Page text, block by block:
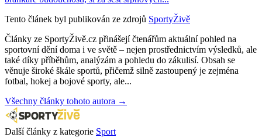
Tento článek byl publikován ze zdrojů SportyŽivě
Články ze SportyŽivě.cz přinášejí čtenářům aktuální pohled na
sportovní dění doma i ve světě – nejen prostřednictvím výsledků, ale
také díky příběhům, analýzám a pohledu do zákulisí. Obsah se
věnuje široké škále sportů, přičemž silně zastoupený je zejména
fotbal, hokej a bojové sporty, ale...
Všechny články tohoto autora →
Další články z kategorie Sport